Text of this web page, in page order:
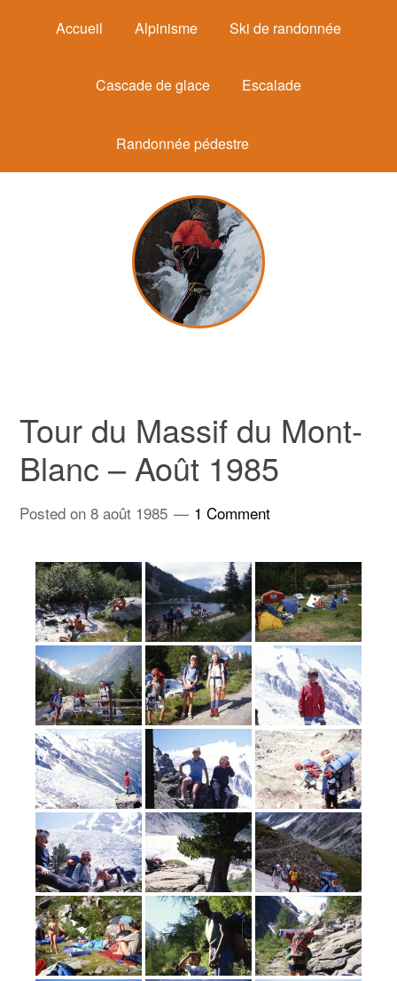
Accueil Alpinisme Ski de randonnée
Cascade de glace Escalade
Randonnée pédestre
Tour du Massif du Mont-
Blanc – Août 1985
Posted on8 août 1985 1 Comment